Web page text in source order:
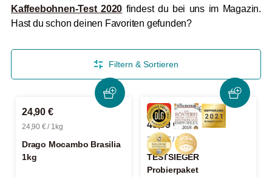
Kaffeebohnen-Test 2020 findest du bei uns im Magazin.
Hast du schon deinen Favoriten gefunden?
Filtern & Sortieren
24,90 €
24,90 € / 1kg
Drago Mocambo Brasilia
1kg
-24% 60,95 €
45,99 €
30,66 € / 1kg
TESTSIEGER
Probierpaket